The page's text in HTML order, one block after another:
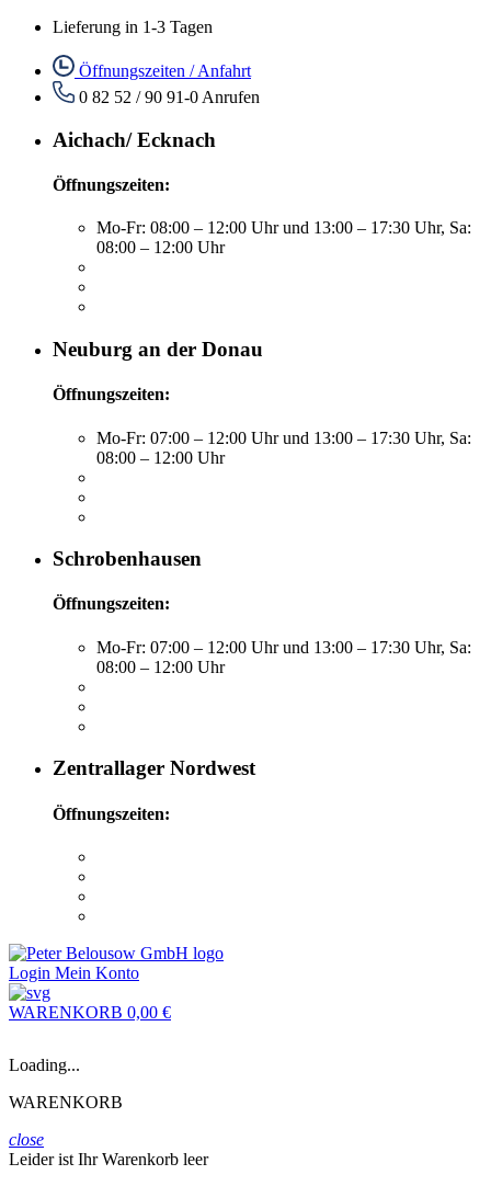
Lieferung in 1-3 Tagen
Öffnungszeiten / Anfahrt
0 82 52 / 90 91-0 Anrufen
Aichach/ Ecknach
Öffnungszeiten:
Mo-Fr: 08:00 – 12:00 Uhr und 13:00 – 17:30 Uhr, Sa:
08:00 – 12:00 Uhr
Neuburg an der Donau
Öffnungszeiten:
Mo-Fr: 07:00 – 12:00 Uhr und 13:00 – 17:30 Uhr, Sa:
08:00 – 12:00 Uhr
Schrobenhausen
Öffnungszeiten:
Mo-Fr: 07:00 – 12:00 Uhr und 13:00 – 17:30 Uhr, Sa:
08:00 – 12:00 Uhr
Zentrallager Nordwest
Öffnungszeiten:
Login Mein Konto
WARENKORB 0,00 €
Loading...
WARENKORB
close
Leider ist Ihr Warenkorb leer